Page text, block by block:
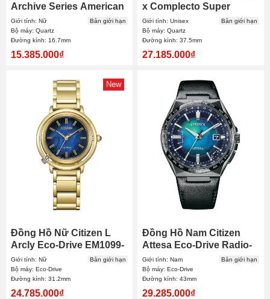
Archive Series American
Girl Limited 96L333
16.7mm
Giới tính: Nữ
Bộ máy: Quartz
Đường kính: 16.7mm
Bản giới hạn
15.385.000₫
x Complecto Super
Seville Limited 96B455
37.5mm
Giới tính: Unisex
Bộ máy: Quartz
Đường kính: 37.5mm
Bản giới hạn
27.185.000₫
New
Đồng Hồ Nữ Citizen L
Arcly Eco-Drive EM1099-
57L 31.2mm
Giới tính: Nữ
Bộ máy: Eco-Drive
Đường kính: 31.2mm
Bản giới hạn
24.785.000₫
Đồng Hồ Nam Citizen
Attesa Eco-Drive Radio-
Controlled CB0215-18L
43mm
Giới tính: Nam
Bộ máy: Eco-Drive
Đường kính: 43mm
Bản giới hạn
29.285.000₫